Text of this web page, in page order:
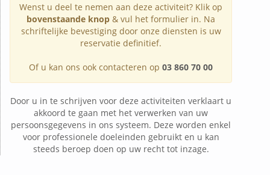
Wenst u deel te nemen aan deze activiteit? Klik op
bovenstaande knop & vul het formulier in. Na
schriftelijke bevestiging door onze diensten is uw
reservatie definitief.
Of u kan ons ook contacteren op 03 860 70 00
Door u in te schrijven voor deze activiteiten verklaart u
akkoord te gaan met het verwerken van uw
persoonsgegevens in ons systeem. Deze worden enkel
voor professionele doeleinden gebruikt en u kan
steeds beroep doen op uw recht tot inzage.